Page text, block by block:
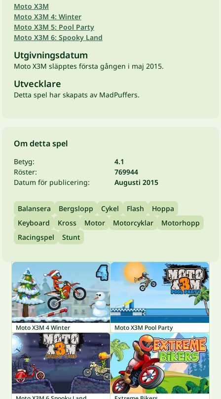
Moto X3M
Moto X3M 4: Winter
Moto X3M 5: Pool Party
Moto X3M 6: Spooky Land
Utgivningsdatum
Moto X3M släpptes första gången i maj 2015.
Utvecklare
Detta spel har skapats av MadPuffers.
Om detta spel
Betyg:
4.1
Röster:
769944
Datum för publicering:
Augusti 2015
Balansera Bergslopp Cykel Flash
Hoppa
Keyboard
Kross Motor Motorcyklar
Motorhopp
Racingspel
Stunt
Moto X3M 4 Winter Moto X3M Pool Party